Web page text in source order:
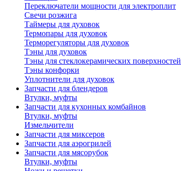
Переключатели мощности для электроплит
Свечи розжига
Таймеры для духовок
Термопары для духовок
Терморегуляторы для духовок
Тэны для духовок
Тэны для стеклокерамических поверхностей
Тэны конфорки
Уплотнители для духовок
Запчасти для блендеров
Втулки, муфты
Запчасти для кухонных комбайнов
Втулки, муфты
Измельчители
Запчасти для миксеров
Запчасти для аэрогрилей
Запчасти для мясорубок
Втулки, муфты